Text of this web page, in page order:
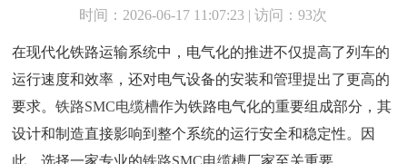
时间：2026-06-17 11:07:23 | 访问：93次
在现代化铁路运输系统中，电气化的推进不仅提高了列车的
运行速度和效率，还对电气设备的安装和管理提出了更高的
要求。铁路SMC电缆槽作为铁路电气化的重要组成部分，其
设计和制造直接影响到整个系统的运行安全和稳定性。因